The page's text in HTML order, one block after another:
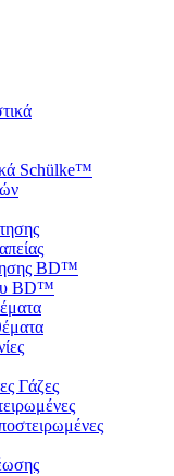
Schülke™
BD™
BD™
Γάζες